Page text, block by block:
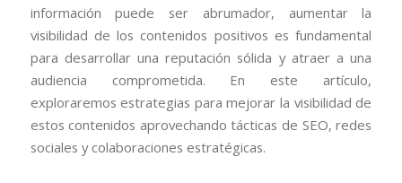
información puede ser abrumador, aumentar la
visibilidad de los contenidos positivos es fundamental
para desarrollar una reputación sólida y atraer a una
audiencia comprometida. En este artículo,
exploraremos estrategias para mejorar la visibilidad de
estos contenidos aprovechando tácticas de SEO, redes
sociales y colaboraciones estratégicas.